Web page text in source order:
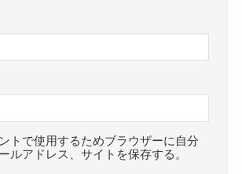
トで使用するためブラウザーに自分
ルアドレス、サイトを保存する。